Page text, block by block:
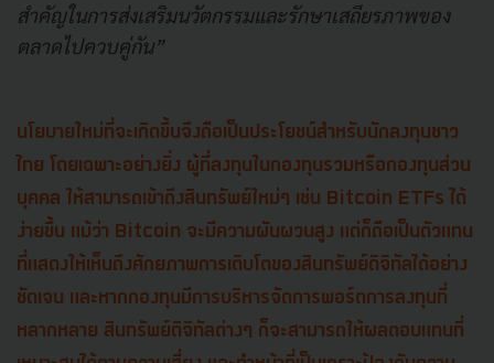
สำคัญในการส่งเสริมนวัตกรรมและรักษาเสถียรภาพของ
ตลาดไปควบคู่กัน”
นโยบายใหม่ที่จะเกิดขึ้นจึงถือเป็นประโยชน์สำหรับนักลงทุนชาว
ไทย โดยเฉพาะอย่างยิ่ง ผู้ที่ลงทุนในกองทุนรวมหรือกองทุนส่วน
บุคคล ให้สามารถเข้าถึงสินทรัพย์ใหม่ๆ เช่น Bitcoin ETFs ได้
ง่ายขึ้น แม้ว่า Bitcoin จะมีความผันผวนสูง แต่ก็ถือเป็นตัวแทน
ที่แสดงให้เห็นถึงศักยภาพการเติบโตของสินทรัพย์ดิจิทัลได้อย่าง
ชัดเจน และหากกองทุนมีการบริหารจัดการพอร์ตการลงทุนที่
หลากหลาย สินทรัพย์ดิจิทัลต่างๆ ก็จะสามารถให้ผลตอบแทนที่